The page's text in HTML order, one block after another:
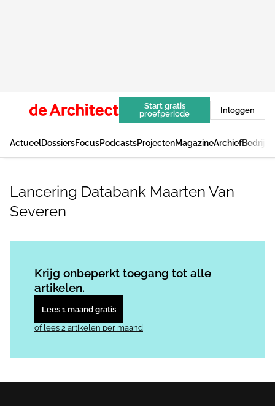
Start gratis
proefperiode
Inloggen
ActueelDossiersFocusPodcastsProjectenMagazineArchief
Lancering Databank Maarten Van
Severen
Krijg onbeperkt toegang tot alle
artikelen.
Lees 1 maand gratis
of lees 2 artikelen per maand